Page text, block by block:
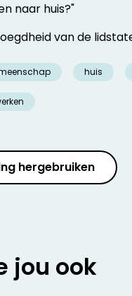
naar huis?"
van de
huis
hergebruiken
jou ook